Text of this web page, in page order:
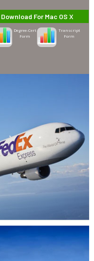
Download For Mac OS X
Degree-Cert
Form
Transcript
Form